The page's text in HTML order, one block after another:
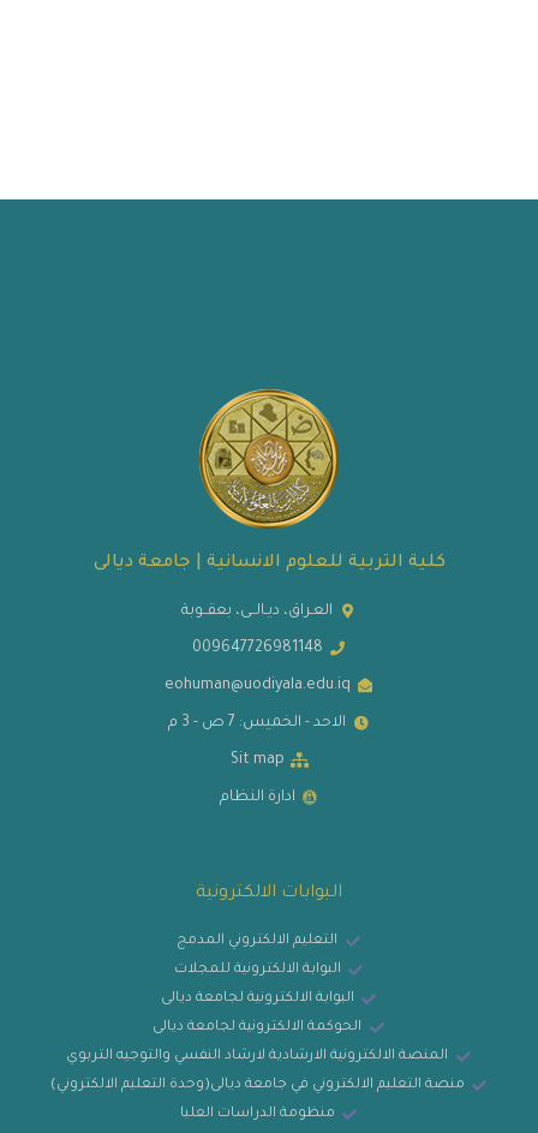
كلية التربية للعلوم الانسانية | جامعة ديالى
العـراق، ديـالــى، بعقــوبة
009647726981148
eohuman@uodiyala.edu.iq
الاحد - الخميس: 7 ص - 3 م
Sit map
ادارة النظام
البوابات الالكترونية
التعليم الالكتروني المدمج
البوابة الالكترونية للمجلات
البوابة الالكترونية لجامعة ديالى
الحوكمة الالكترونية لجامعة ديالى
المنصة الالكترونية الارشادية لارشاد النفسي والتوجيه التربوي
منصة التعليم الالكتروني في جامعة ديالى(وحدة التعليم الالكتروني)
منظومة الدراسات العليا